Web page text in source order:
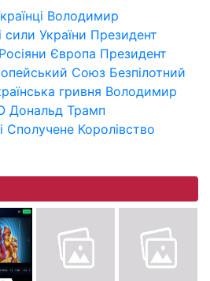
Володимир
сили України Президент
Росіяни Європа Президент
Союз Безпілотний
гривня Володимир
Дональд Трамп
Сполучене Королівство